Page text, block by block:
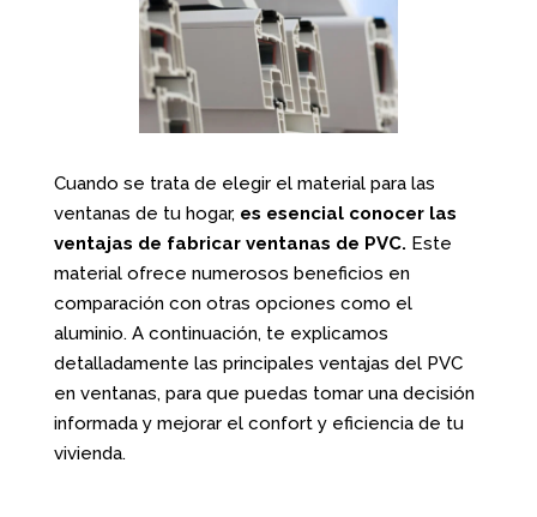
Cuando se trata de elegir el material para las
ventanas de tu hogar, es esencial conocer las
ventajas de fabricar ventanas de PVC. Este
material ofrece numerosos beneficios en
comparación con otras opciones como el
aluminio. A continuación, te explicamos
detalladamente las principales ventajas del PVC
en ventanas, para que puedas tomar una decisión
informada y mejorar el confort y eficiencia de tu
vivienda.